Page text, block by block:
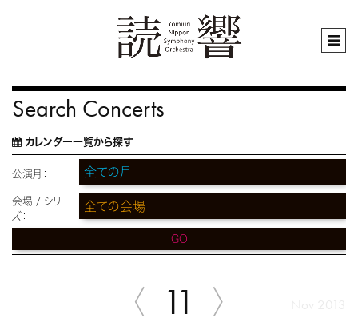
Search Concerts
カレンダー一覧から探す
公演月：
会場 / シリー
ズ：
GO
11